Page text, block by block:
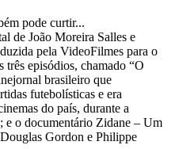
pode curtir...
de João Moreira Salles e
pela VideoFilmes para o
episódios, chamado “O
brasileiro que
futebolísticas e era
do país, durante a
e o documentário Zidane – Um
Gordon e Philippe